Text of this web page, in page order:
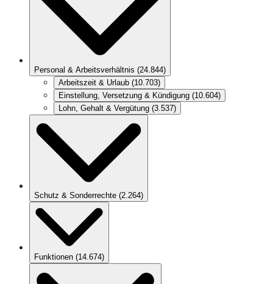
Personal & Arbeitsverhältnis (24.844)
Arbeitszeit & Urlaub (10.703)
Einstellung, Versetzung & Kündigung (10.604)
Lohn, Gehalt & Vergütung (3.537)
Schutz & Sonderrechte (2.264)
Funktionen (14.674)